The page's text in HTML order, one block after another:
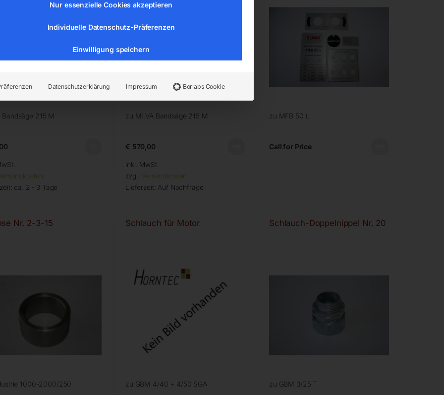
Bandsäge 215 M
ca. 2 - 3 Tage
zu MI.VA Bandsäge 215 M
€ 570,00
inkl. MwSt.
zzgl. Versandkosten
Lieferzeit: Auf Nachfrage
zu MFB 50 L
Call for Price
Nr. 2-3-15
1000-2000/250
Schlauch für Motor
zu GBM 4/40 + 4/50 SGA
Schlauch-Doppelnippel Nr. 20
zu GBM 3/25 T
Nur essenzielle Cookies akzeptieren
Individuelle Datenschutz-Präferenzen
Einwilligung speichern
Datenschutzerklärung Impressum Borlabs Cookie